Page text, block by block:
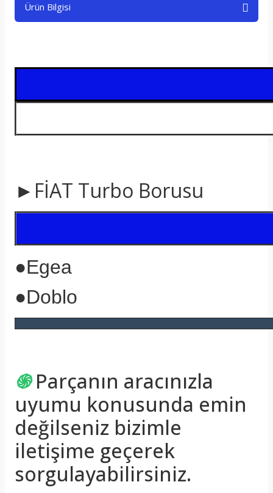
Ürün Bilgisi
►FİAT Turbo Borusu
●Egea
●Doblo
֍ Parçanın aracınızla
uyumu konusunda emin
değilseniz bizimle
iletişime geçerek
sorgulayabilirsiniz.